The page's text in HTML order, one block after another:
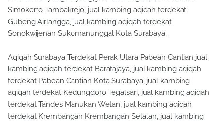
Simokerto Tambakrejo, jual kambing aqiqah terdekat
Gubeng Airlangga, jual kambing aqiqah terdekat
Sonokwijenan Sukomanunggal Kota Surabaya.
Aqiqah Surabaya Terdekat Perak Utara Pabean Cantian jual
kambing aqiqah terdekat Baratajaya, jual kambing aqiqah
terdekat Pabean Cantian Kota Surabaya, jual kambing
aqiqah terdekat Kedungdoro Tegalsari, jual kambing aqiqah
terdekat Tandes Manukan Wetan, jual kambing aqiqah
terdekat Krembangan Krembangan Selatan, jual kambing